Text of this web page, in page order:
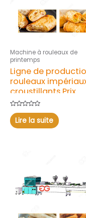
Machine à rouleaux de
printemps
Ligne de
rouleaux
croustillants Prix
Fabricant
Note
0
sur
5
Lire la suite